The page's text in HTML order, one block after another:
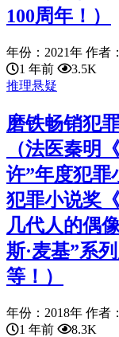
100周年！）
年份：2021年 作者
1 年前
3.5K
推理悬疑
磨铁畅销犯
（法医秦明
许”年度犯罪
犯罪小说奖
几代人的偶
斯·麦基”系
等！）
年份：2018年 作者
1 年前
8.3K